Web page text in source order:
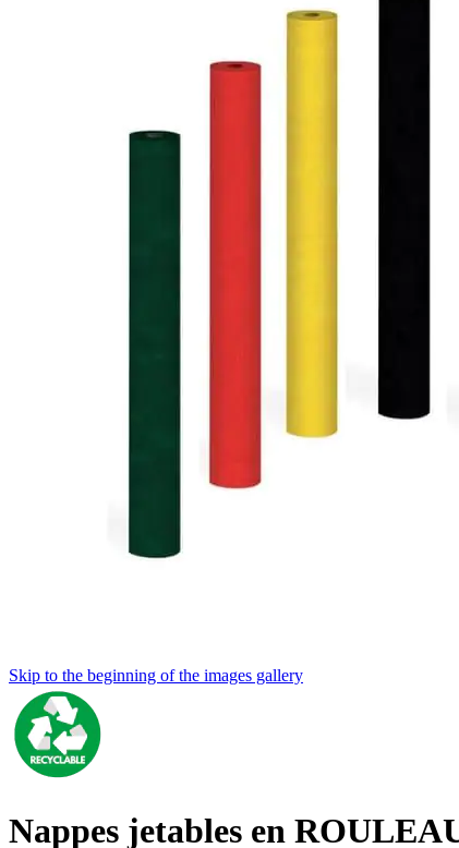
Skip to the beginning of the images gallery
Nappes jetables en